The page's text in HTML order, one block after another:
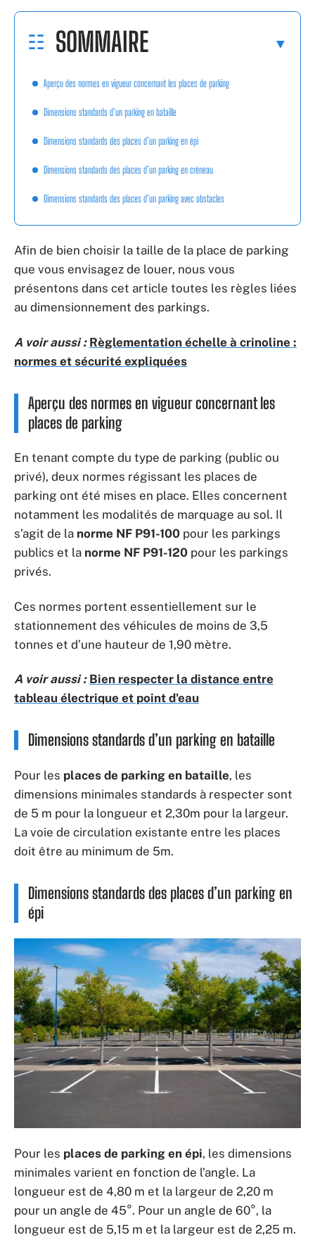
SOMMAIRE
Aperçu des normes en vigueur concernant les places de parking
Dimensions standards d’un parking en bataille
Dimensions standards des places d’un parking en épi
Dimensions standards des places d’un parking en créneau
Dimensions standards des places d’un parking avec obstacles
Afin de bien choisir la taille de la place de parking
que vous envisagez de louer, nous vous
présentons dans cet article toutes les règles liées
au dimensionnement des parkings.
A voir aussi : Règlementation échelle à crinoline :
normes et sécurité expliquées
Aperçu des normes en vigueur concernant les
places de parking
En tenant compte du type de parking (public ou
privé), deux normes régissant les places de
parking ont été mises en place. Elles concernent
notamment les modalités de marquage au sol. Il
s’agit de la norme NF P91-100 pour les parkings
publics et la norme NF P91-120 pour les parkings
privés.
Ces normes portent essentiellement sur le
stationnement des véhicules de moins de 3,5
tonnes et d’une hauteur de 1,90 mètre.
A voir aussi : Bien respecter la distance entre
tableau électrique et point d'eau
Dimensions standards d’un parking en bataille
Pour les places de parking en bataille, les
dimensions minimales standards à respecter sont
de 5 m pour la longueur et 2,30m pour la largeur.
La voie de circulation existante entre les places
doit être au minimum de 5m.
Dimensions standards des places d’un parking en
épi
Pour les places de parking en épi, les dimensions
minimales varient en fonction de l’angle. La
longueur est de 4,80 m et la largeur de 2,20 m
pour un angle de 45°. Pour un angle de 60°, la
longueur est de 5,15 m et la largeur est de 2,25 m.